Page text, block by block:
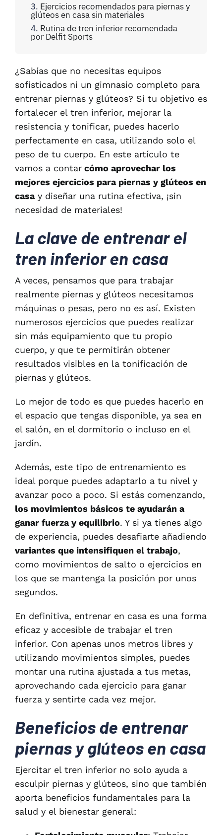
Ejercicios recomendados para piernas y
glúteos en casa sin materiales
Rutina de tren inferior recomendada
por Delfit Sports
¿Sabías que no necesitas equipos
sofisticados ni un gimnasio completo para
entrenar piernas y glúteos? Si tu objetivo es
fortalecer el tren inferior, mejorar la
resistencia y tonificar, puedes hacerlo
perfectamente en casa, utilizando solo el
peso de tu cuerpo. En este artículo te
vamos a contarcómo aprovechar los
mejores ejercicios para piernas y glúteos en
casay diseñar una rutina efectiva, ¡sin
necesidad de materiales!
La clave de entrenar el
tren inferior en casa
A veces, pensamos que para trabajar
realmente piernas y glúteos necesitamos
máquinas o pesas, pero no es así. Existen
numerosos ejercicios que puedes realizar
sin más equipamiento que tu propio
cuerpo, y que te permitirán obtener
resultados visibles en la tonificación de
piernas y glúteos.
Lo mejor de todo es que puedes hacerlo en
el espacio que tengas disponible, ya sea en
el salón, en el dormitorio o incluso en el
jardín.
Además, este tipo de entrenamiento es
ideal porque puedes adaptarlo a tu nivel y
avanzar poco a poco. Si estás comenzando,
los movimientos básicos te ayudarán a
ganar fuerza y equilibrio. Y si ya tienes algo
de experiencia, puedes desafiarte añadiendo
variantes que intensifiquen el trabajo,
como movimientos de salto o ejercicios en
los que se mantenga la posición por unos
segundos.
En definitiva, entrenar en casa es una forma
eficaz y accesible de trabajar el tren
inferior. Con apenas unos metros libres y
utilizando movimientos simples, puedes
montar una rutina ajustada a tus metas,
aprovechando cada ejercicio para ganar
fuerza y sentirte cada vez mejor.
Beneficios de entrenar
piernas y glúteos en casa
Ejercitar el tren inferior no solo ayuda a
esculpir piernas y glúteos, sino que también
aporta beneficios fundamentales para la
salud y el bienestar general: